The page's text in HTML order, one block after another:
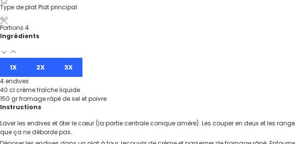
Type de platPlat principal
Portions 4
Ingrédients
1X 2X 3X
4endives
40 cl crème fraîche liquide
150 grfromage râpé de sel et poivre
Instructions
Laver les endives et ôter le cœur (la partie centrale conique amère). Les couper en deux et les
que ça ne déborde pas.